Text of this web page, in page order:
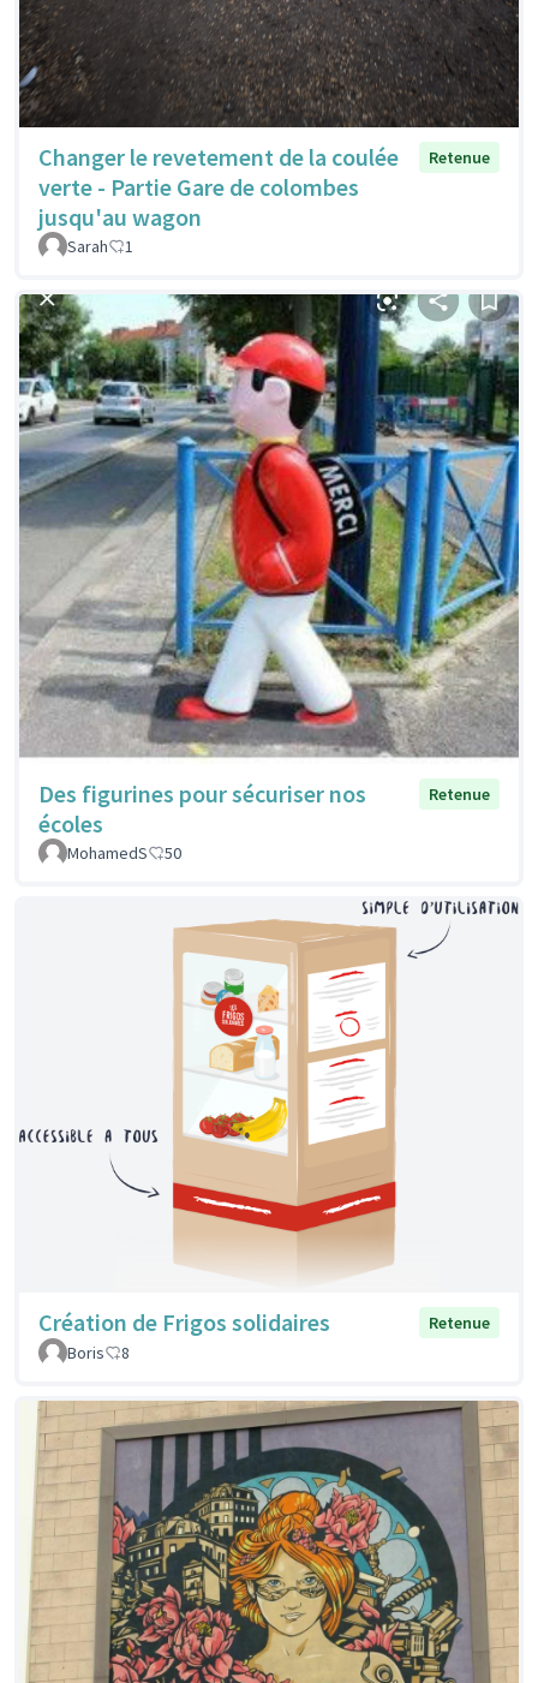
Changer le revetement de la coulée
verte - Partie Gare de colombes
jusqu'au wagon
Retenue
Sarah 1
Des figurines pour sécuriser nos
écoles
Retenue
MohamedS 50
Création de Frigos solidaires
Retenue
Boris
8